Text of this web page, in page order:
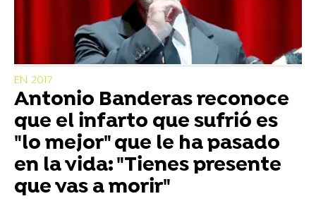
EN 2017
Antonio Banderas reconoce
que el infarto que sufrió es
"lo mejor" que le ha pasado
en la vida: "Tienes presente
que vas a morir"